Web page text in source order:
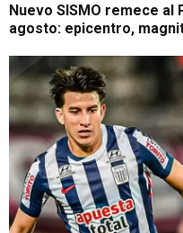
Nuevo SISMO remece al
agosto: epicentro,